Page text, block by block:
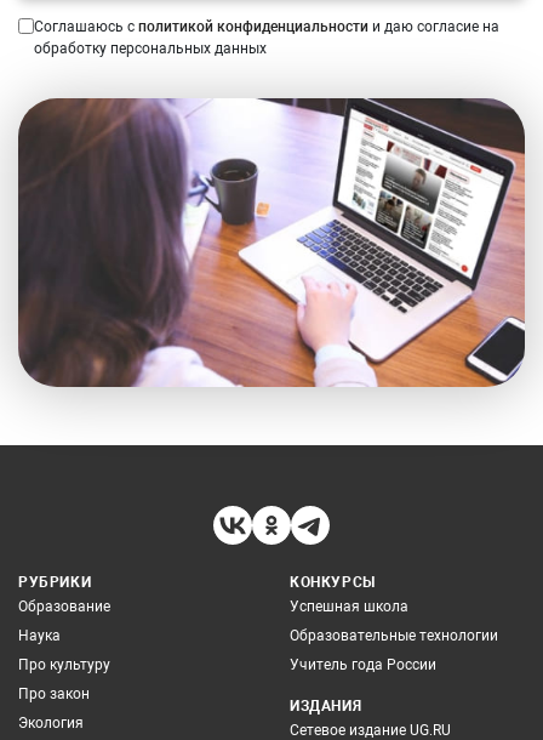
Соглашаюсь с политикой конфиденциальности и даю согласие на
обработку персональных данных
РУБРИКИ
Образование
Наука
Про культуру
Про закон
Экология
КОНКУРСЫ
Успешная школа
Образовательные технологии
Учитель года России
ИЗДАНИЯ
Сетевое издание UG.RU